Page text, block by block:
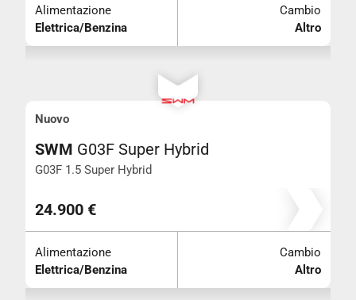
Alimentazione
Elettrica/Benzina
Cambio
Altro
Nuovo
SWM G03F Super Hybrid
G03F 1.5 Super Hybrid
24.900 €
Alimentazione
Elettrica/Benzina
Cambio
Altro